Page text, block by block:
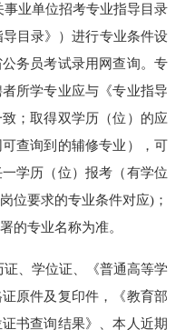
业单位招考专业指导目录
导目录》）进行专业条件设
务员考试录用网查询。专
所学专业应与《专业指导
；取得双学历（位）的应
查询到的辅修专业），可
学历（位）报考（有学位
位要求的专业条件对应)；
的专业名称为准。
、学位证、《普通高等学
原件及复印件，《教育部
书查询结果》、本人近期